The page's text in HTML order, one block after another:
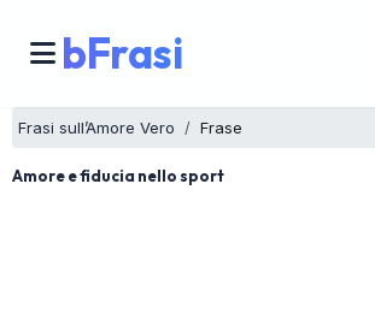
bFrasi
Frasi sull’Amore Vero Frase
Amore e fiducia nello sport